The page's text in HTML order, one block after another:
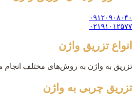
۰۹۱۲۰۹۰۸۰۴۰
۰۲۱۹۱۰۱۲۵۷۷
انواع تزریق واژن
تزریق به واژن به روش‌های مختلف انجام
تزریق چربی به واژن